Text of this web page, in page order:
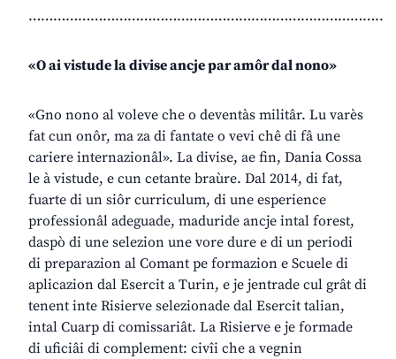
…………………………………………………………………………..
«O ai vistude la divise ancje par amôr dal nono»
«Gno nono al voleve che o deventàs militâr. Lu varès
fat cun onôr, ma za di fantate o vevi chê di fâ une
cariere internazionâl». La divise, ae fin, Dania Cossa
le à vistude, e cun cetante braùre. Dal 2014, di fat,
fuarte di un siôr curriculum, di une esperience
professionâl adeguade, maduride ancje intal forest,
daspò di une selezion une vore dure e di un periodi
di preparazion al Comant pe formazion e Scuele di
aplicazion dal Esercit a Turin, e je jentrade cul grât di
tenent inte Risierve selezionade dal Esercit talian,
intal Cuarp di comissariât. La Risierve e je formade
di uficiâi di complement: civîi che a vegnin